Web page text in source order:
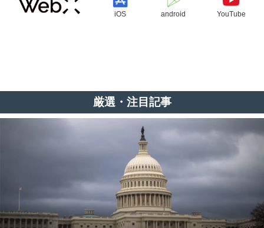
iOS android YouTube
厳選・注目記事